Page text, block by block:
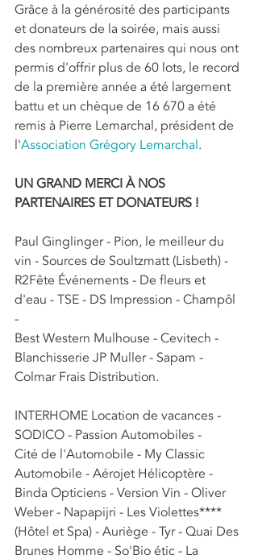
Grâce à la générosité des participants
et donateurs de la soirée, mais aussi
des nombreux partenaires qui nous ont
permis d'offrir plus de 60 lots, le record
de la première année a été largement
battu et un chèque de 16 670 a été
remis à Pierre Lemarchal, président de
l'Association Grégory Lemarchal.
UN GRAND MERCI À NOS
PARTENAIRES ET DONATEURS !
Paul Ginglinger - Pion, le meilleur du
vin - Sources de Soultzmatt (Lisbeth) -
R2Fête Événements - De fleurs et
d'eau - TSE - DS Impression - Champôl
-
Best Western Mulhouse - Cevitech -
Blanchisserie JP Muller - Sapam -
Colmar Frais Distribution.
INTERHOME Location de vacances -
SODICO - Passion Automobiles -
Cité de l'Automobile - My Classic
Automobile - Aérojet Hélicoptère -
Binda Opticiens - Version Vin - Oliver
Weber - Napapijri - Les Violettes****
(Hôtel et Spa) - Auriège - Tyr - Quai Des
Brunes Homme - So'Bio étic - La